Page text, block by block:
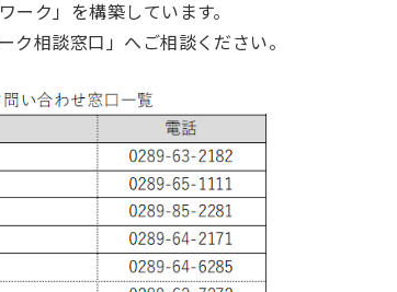
ク」を構築しています。
相談窓口」へご相談ください。